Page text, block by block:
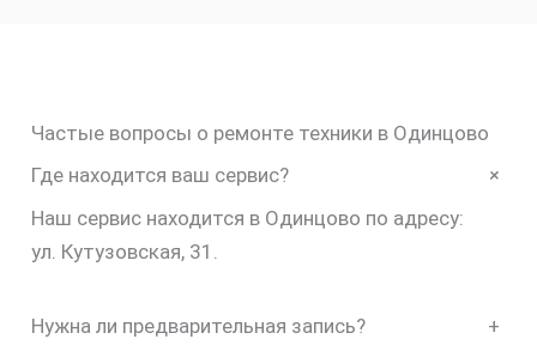
Частые вопросы о ремонте техники в Одинцово
Где находится ваш сервис?
+
Наш сервис находится в Одинцово по адресу:
ул. Кутузовская, 31.
Нужна ли предварительная запись? +